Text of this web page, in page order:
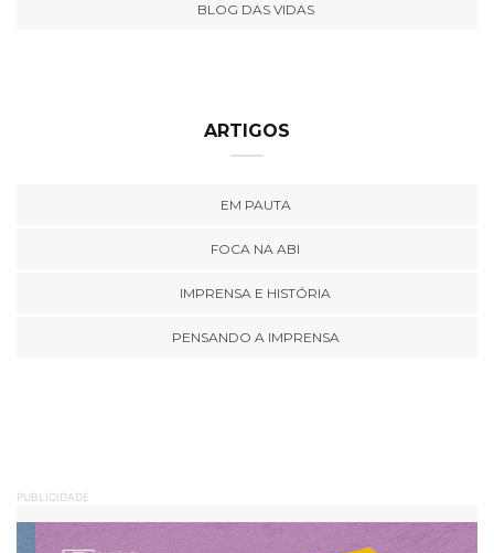
BLOG DAS VIDAS
ARTIGOS
EM PAUTA
FOCA NA ABI
IMPRENSA E HISTÓRIA
PENSANDO A IMPRENSA
PUBLICIDADE